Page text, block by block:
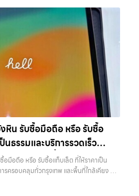
อโทรศัพท์, รับซื้อแมคบุค, รับซื้อโน๊ตบุ๊ค, รับ
ยวกับสินค้าไอที กรุงเทพฯ – เราพร้อมให้
รา เราให้บริการแบบครบวงจรสำหรับลูกค้าที่
าจะเป็น: รับซื้อไอโฟน ทุกรุ่น…
การเปลี่ยนรุ่น หรือต้องการเงินด่วน เราจึง
ง ฟรี ปราบปรามความยุ่งยากทั้งหลาย โดย
เงินทันทีเมื่อตกลงซื้อขายสำเร็จ บริการของเรา
ม่-เก่า, Samsung ทุกรุ่น, iPad และแท็บเล็ต
ในสภาพใช้งานแล้ว ตกแต่งแล้ว หรือมีรอยบ้าง
นอยู่แค่ยี่ห้อ แต่ขึ้นอยู่กับสภาพจริง ความครบ
ของคุณ เราจึงตั้งใจให้บริการในเขต
วัฒนะ, บางแค, วัชรพล, รามอินทรา, บางนา,
นิคม, วังหิน อย่างเต็มที่ ไม่ว่าคุณจะค้นหาคำ
อโทรศัพท์มือสองกรุงเทพ”, “ขาย iPad ได้
ทพถึงที่”, หรือ “รับซื้อ Samsung มือสอง
ะบริการของเรามุ่งตรงให้คุณได้รับราคาและ
ลือกเราแล้วคุณจะได้บริการที่คุณไว้วางใจ
ามสะดวก นัดรับถึงที่ ตรวจสภาพอย่างมือ
ดนี้เพื่อให้การขายอุปกรณ์ของคุณเป็นเรื่อง
คุ้มค่ากว่า ทำไมต้องเลือกเรา ผู้เชี่ยวชาญด้าน
Samsung, ไอแพด แท็บเล็ตทุกยี่ห้อ ใน
บซื้อแท็บเล็ตลาดพร้าว — รับซื้อโทรศัพท์, รับ
อแท็บเล็ต, หรือบริการอื่นๆ เกี่ยวกับสินค้า
การครบวงจร รับซื้อแท็บเล็ตลาดพร้าว รับซื้อ
โน๊ตบุ๊ค, รับซื้อแท็บเล็ต, หรือบริการอื่นๆ เกี่ยว
ซื้อแท็บเล็ตลาดพร้าว ขายอุปกรณ์ไอทีแล้ว
ย! การันตีราคาดี รับเงินทันใจ ประสบการณ์
น, รับซื้อไอแพด, รับซื้อมือถือ ยินดีต้อนรับสู่
ต์ที่คุณไว้วางใจได้ สำหรับบริการ รับซื้อ มือ
แท็บเล็ต ทุกยี่ห้อ ให้ราคาสูง พร้อมจ่ายเงิน
, รัชดา, บางรัก, แจ้งวัฒนะ, บางแค, วัชรพล,
ใกล้ “ใกล้ ฉัน” ที่สุด ในยุคที่สมาร์ทโฟน
ๆ เปลี่ยนรุ่นกันแทบทุกช่วงเวลา อุปกรณ์ที่คุณ
ใช้งานอยู่เฉยๆ เว็บไซต์ของเราจึงเกิดขึ้นเพื่อ
ลี่ยนอุปกรณ์ที่ไม่ใช้แล้วให้กลายเป็นเงินสดได้
น, รับซื้อไอแพด, รับซื้อมือถือ, รับซื้อโทรศัพท์,
บซื้อสินค้าไอทีกรุงเทพมหานคร อย่างครบ
หรือเขตชานเมือง เรามีทีมงานพร้อมให้บริการ
หิน รับซื้อมือถือ หรือ รับซื้อ
นธรรมและบริการรวดเร็ว
รุงเทพ และพื้นที่ใกล้เคียง
มือถือ หรือ รับซื้อแท็บเล็ต ที่ให้ราคาเป็น
ารครอบคลุมทั่วกรุงเทพ และพื้นที่ใกล้เคียง —